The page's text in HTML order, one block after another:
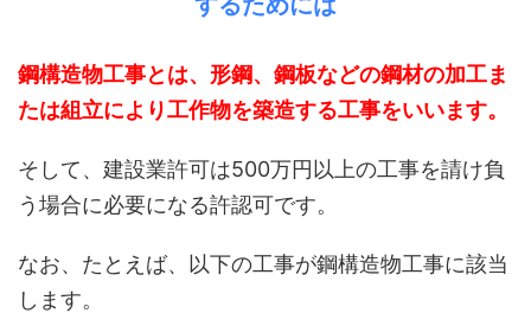
鋼構造物工事とは、形鋼、鋼板などの鋼材の加工ま
たは組立により工作物を築造する工事をいいます。
そして、建設業許可は500万円以上の工事を請け負
う場合に必要になる許認可です。
なお、たとえば、以下の工事が鋼構造物工事に該当
します。